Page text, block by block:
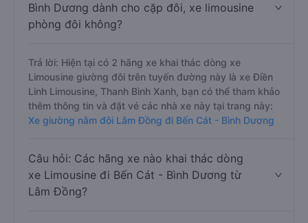
Bình Dương dành cho cặp đôi, xe limousine
phòng đôi không?
Trả lời: Hiện tại có 2 hãng xe khai thác dòng xe
Limousine giường đôi trên tuyến đường này là xe Điền
Linh Limousine, Thanh Bình Xanh, bạn có thể tham khảo
thêm thông tin và đặt vé các nhà xe này tại trang này:
Xe giường nằm đôi Lâm Đồng đi Bến Cát - Bình Dương
Câu hỏi: Các hãng xe nào khai thác dòng
xe Limousine đi Bến Cát - Bình Dương từ
Lâm Đồng?